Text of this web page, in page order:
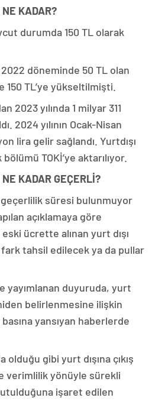
KADAR?
durumda 150 TL olarak
döneminde 50 TL olan
150 TL’ye yükseltilmişti.
2023 yılında 1 milyar 311
2024 yılının Ocak-Nisan
lira gelir sağlandı. Yurtdışı
bölümü TOKİ’ye aktarılıyor.
KADAR GEÇERLİ?
geçerlilik süresi bulunmuyor
açıklamaya göre
ücrette alınan yurt dışı
fark tahsil edilecek ya da pullar
yayımlanan duyuruda, yurt
belirlenmesine ilişkin
yansıyan haberlerde
gibi yurt dışına çıkış
verimlilik yönüyle sürekli
işaret edilen